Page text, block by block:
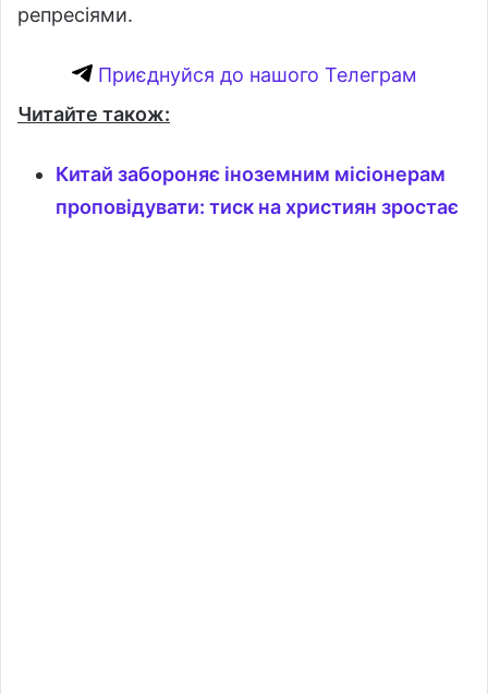
репресіями.
Приєднуйся до нашого Телеграм
Читайте також:
Китай забороняє іноземним місіонерам
проповідувати: тиск на християн зростає